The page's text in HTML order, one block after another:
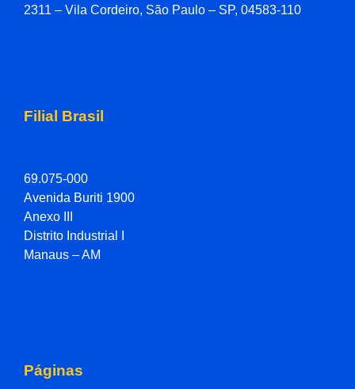
2311 – Vila Cordeiro, São Paulo – SP, 04583-110
Filial Brasil
69.075-000
Avenida Buriti 1900
Anexo III
Distrito Industrial I
Manaus – AM
Páginas